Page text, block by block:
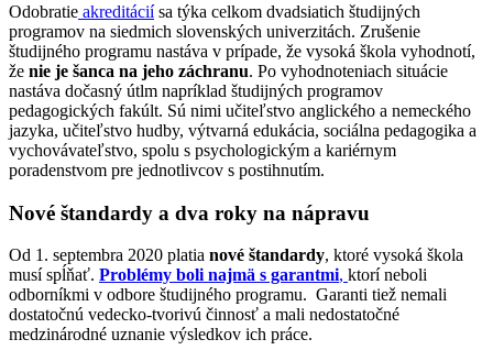
Odobratie akreditáciísa týka celkom dvadsiatich študijných
programov na siedmich slovenských univerzitách. Zrušenie
študijného programu nastáva v prípade, že vysoká škola vyhodnotí,
že nie je šanca na jeho záchranu. Po vyhodnoteniach situácie
nastáva dočasný útlm napríklad študijných programov
pedagogických fakúlt. Sú nimi učiteľstvo anglického a nemeckého
jazyka, učiteľstvo hudby, výtvarná edukácia, sociálna pedagogika a
vychovávateľstvo, spolu s psychologickým a kariérnym
poradenstvom pre jednotlivcov s postihnutím.
Nové štandardy a dva roky na nápravu
Od 1. septembra 2020 platia nové štandardy, ktoré vysoká škola
musí spĺňať. Problémy boli najmä s garantmi, ktorí neboli
odborníkmi v odbore študijného programu. Garanti tiež nemali
dostatočnú vedecko-tvorivú činnosť a mali nedostatočné
medzinárodné uznanie výsledkov ich práce.